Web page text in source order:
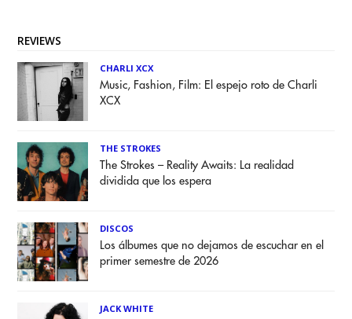
REVIEWS
CHARLI XCX
Music, Fashion, Film: El espejo roto de Charli
XCX
THE STROKES
The Strokes – Reality Awaits: La realidad
dividida que los espera
DISCOS
Los álbumes que no dejamos de escuchar en el
primer semestre de 2026
JACK WHITE